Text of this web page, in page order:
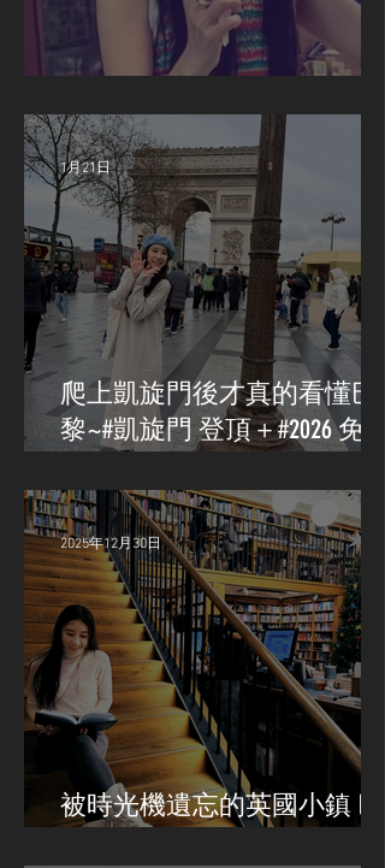
爬上凱旋門後才真的看懂巴
黎~#凱旋門 登頂＋#2026 免費
1月21日
被時光機遺忘的英國小鎮 巴
2025年12月30日